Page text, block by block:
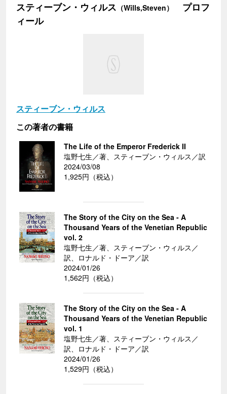
スティーブン・ウィルス （Wills,Steven）
プロフ
ィール
スティーブン・ウィルス
この著者の書籍
The Life of the Emperor Frederick II
塩野七生／著、スティーブン・ウィルス／訳
2024/03/08
1,925円（税込）
The Story of the City on the Sea - A
Thousand Years of the Venetian Republic
vol. 2
塩野七生／著、スティーブン・ウィルス／
訳、ロナルド・ドーア／訳
2024/01/26
1,562円（税込）
The Story of the City on the Sea - A
Thousand Years of the Venetian Republic
vol. 1
塩野七生／著、スティーブン・ウィルス／
訳、ロナルド・ドーア／訳
2024/01/26
1,529円（税込）